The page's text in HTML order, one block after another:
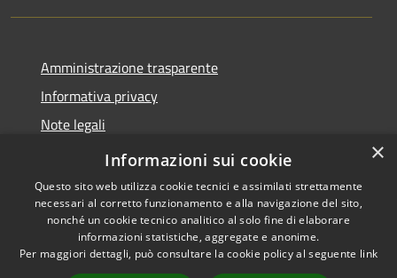
Amministrazione trasparente
Informativa privacy
Note legali
Dichiarazione di accessibilità
Accessibilità
Copyright © 2026 • Comune di
Brenzone sul Garda • Powered
×
Informazioni sui cookie
Questo sito web utilizza cookie tecnici e assimilati strettamente
necessari al corretto funzionamento e alla navigazione del sito,
nonché un cookie tecnico analitico al solo fine di elaborare
informazioni statistiche, aggregate e anonime.
Per maggiori dettagli, può consultare la cookie policy al seguente link